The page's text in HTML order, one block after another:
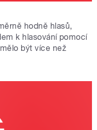
hodně hlasů,
k hlasování pomocí
být více než